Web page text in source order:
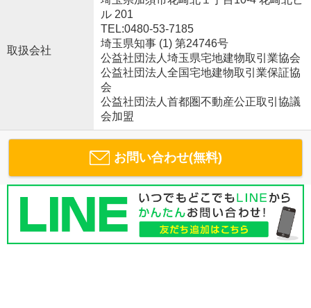
取扱会社
ル 201
TEL:0480-53-7185
埼玉県知事 (1) 第24746号
公益社団法人埼玉県宅地建物取引業協会
公益社団法人全国宅地建物取引業保証協
会
公益社団法人首都圏不動産公正取引協議
会加盟
お問い合わせ(無料)